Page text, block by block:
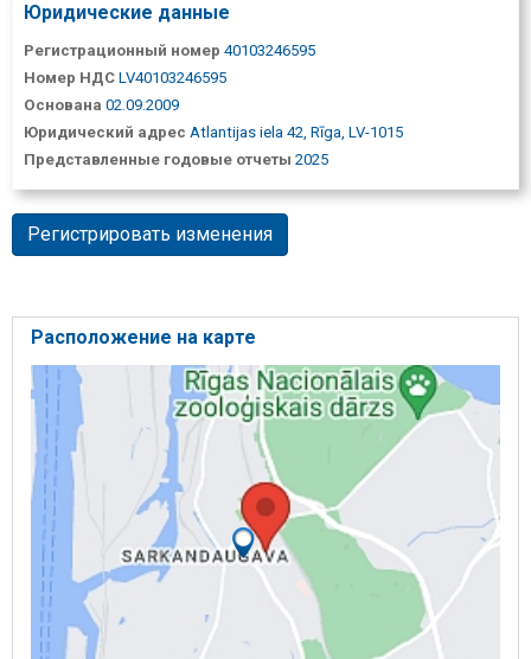
Юридические данные
Регистрационный номер 40103246595
Номер НДС LV40103246595
Основана 02.09.2009
Юридический адрес Atlantijas iela 42, Rīga, LV-1015
Представленные годовые отчеты 2025
Регистрировать изменения
Расположение на карте